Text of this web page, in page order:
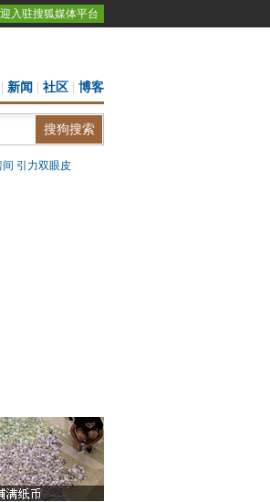
入驻搜狐媒体平台
新闻 社区 博客
间 引力双眼皮